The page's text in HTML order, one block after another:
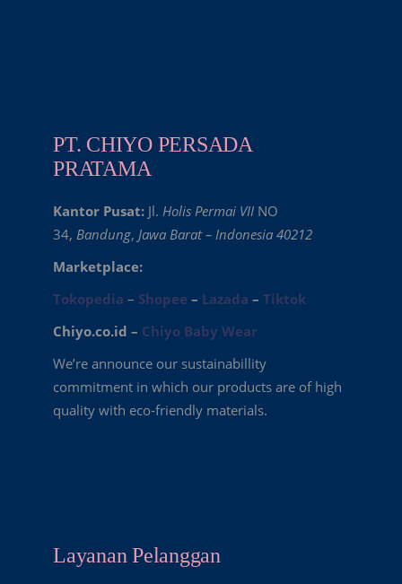
PT. CHIYO PERSADA
PRATAMA
Kantor Pusat: Jl. Holis Permai VII NO
34, Bandung, Jawa Barat – Indonesia 40212
Marketplace:
Tokopedia – Shopee – Lazada – Tiktok
Chiyo.co.id – Chiyo Baby Wear
We’re announce our sustainabillity
commitment in which our products are of high
quality with eco-friendly materials.
Layanan Pelanggan